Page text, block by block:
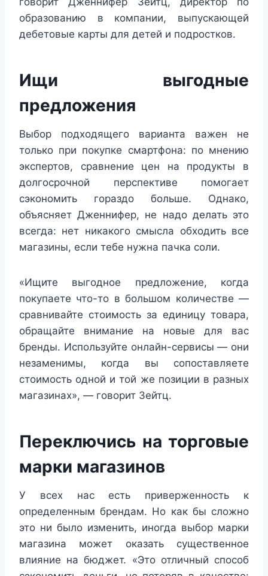
образованию в компании, выпускающей
дебетовые карты для детей и подростков.
Ищи выгодные
предложения
Выбор подходящего варианта важен не
только при покупке смартфона: по мнению
экспертов, сравнение цен на продукты в
долгосрочной перспективе помогает
сэкономить гораздо больше. Однако,
объясняет Дженнифер, не надо делать это
всегда: нет никакого смысла обходить все
магазины, если тебе нужна пачка соли.
«Ищите выгодное предложение, когда
покупаете что-то в большом количестве —
сравнивайте стоимость за единицу товара,
обращайте внимание на новые для вас
бренды. Используйте онлайн-сервисы — они
незаменимы, когда вы сопоставляете
стоимость одной и той же позиции в разных
магазинах», — говорит Зейтц.
Переключись на торговые
марки магазинов
У всех нас есть приверженность к
определенным брендам. Но как бы сложно
это ни было изменить, иногда выбор марки
магазина может оказать существенное
влияние на бюджет. «Это отличный способ